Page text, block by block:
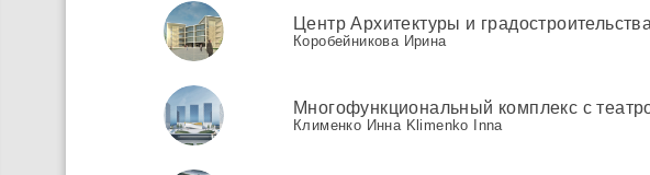
Центр Архитектуры и градостроительства
Коробейникова Ирина
Многофункциональный комплекс с
Клименко Инна Klimenko Inna